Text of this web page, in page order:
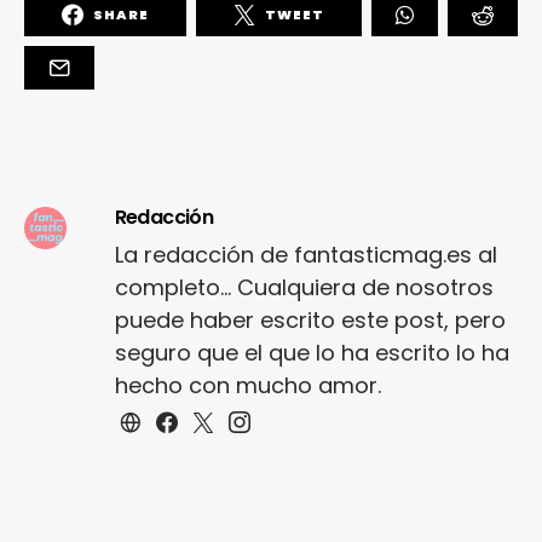
SHARE TWEET
Redacción
La redacción de fantasticmag.es al
completo... Cualquiera de nosotros
puede haber escrito este post, pero
seguro que el que lo ha escrito lo ha
hecho con mucho amor.